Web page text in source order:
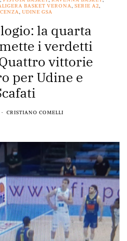
BASKET VERONA SERIE A2
UDINE GSA
la quarta
i verdetti
vittorie
per Udine e
CRISTIANO COMELLI